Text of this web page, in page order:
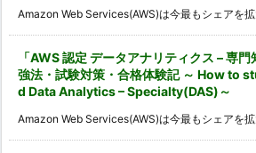
Amazon Web Services(AWS)は今最もシェアを
「AWS 認定 データアナリティクス – 専
強法・試験対策・合格体験記 ～ How to
d Data Analytics – Specialty(DAS)～
Amazon Web Services(AWS)は今最もシェアを